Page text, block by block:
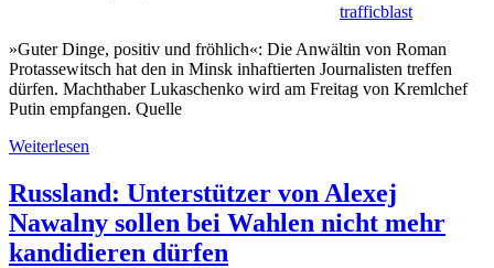
trafficblast
»Guter Dinge, positiv und fröhlich«: Die Anwältin von Roman
Protassewitsch hat den in Minsk inhaftierten Journalisten treffen
dürfen. Machthaber Lukaschenko wird am Freitag von Kremlchef
Putin empfangen. Quelle
Weiterlesen
Russland: Unterstützer von Alexej
Nawalny sollen bei Wahlen nicht mehr
kandidieren dürfen